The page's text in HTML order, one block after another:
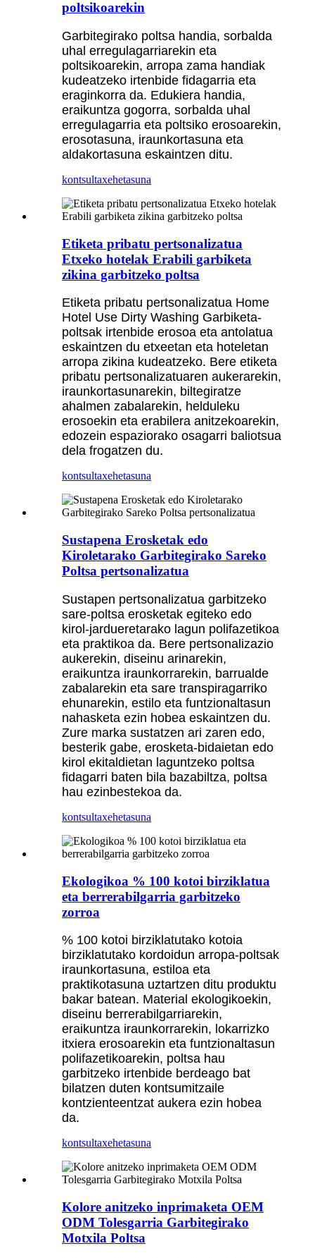
poltsikoarekin
Garbitegirako poltsa handia, sorbalda
uhal erregulagarriarekin eta
poltsikoarekin, arropa zama handiak
kudeatzeko irtenbide fidagarria eta
eraginkorra da. Edukiera handia,
eraikuntza gogorra, sorbalda uhal
erregulagarria eta poltsiko erosoarekin,
erosotasuna, iraunkortasuna eta
aldakortasuna eskaintzen ditu.
kontsultaxehetasuna
Etiketa pribatu pertsonalizatua
Etxeko hotelak Erabili garbiketa
zikina garbitzeko poltsa
Etiketa pribatu pertsonalizatua Home
Hotel Use Dirty Washing Garbiketa-
poltsak irtenbide erosoa eta antolatua
eskaintzen du etxeetan eta hoteletan
arropa zikina kudeatzeko. Bere etiketa
pribatu pertsonalizatuaren aukerarekin,
iraunkortasunarekin, biltegiratze
ahalmen zabalarekin, helduleku
erosoekin eta erabilera anitzekoarekin,
edozein espaziorako osagarri baliotsua
dela frogatzen du.
kontsultaxehetasuna
Sustapena Erosketak edo
Kiroletarako Garbitegirako Sareko
Poltsa pertsonalizatua
Sustapen pertsonalizatua garbitzeko
sare-poltsa erosketak egiteko edo
kirol-jardueretarako lagun polifazetikoa
eta praktikoa da. Bere pertsonalizazio
aukerekin, diseinu arinarekin,
eraikuntza iraunkorrarekin, barrualde
zabalarekin eta sare transpiragarriko
ehunarekin, estilo eta funtzionaltasun
nahasketa ezin hobea eskaintzen du.
Zure marka sustatzen ari zaren edo,
besterik gabe, erosketa-bidaietan edo
kirol ekitaldietan laguntzeko poltsa
fidagarri baten bila bazabiltza, poltsa
hau ezinbestekoa da.
kontsultaxehetasuna
Ekologikoa % 100 kotoi birziklatua
eta berrerabilgarria garbitzeko
zorroa
% 100 kotoi birziklatutako kotoia
birziklatutako kordoidun arropa-poltsak
iraunkortasuna, estiloa eta
praktikotasuna uztartzen ditu produktu
bakar batean. Material ekologikoekin,
diseinu berrerabilgarriarekin,
eraikuntza iraunkorrarekin, lokarrizko
itxiera erosoarekin eta funtzionaltasun
polifazetikoarekin, poltsa hau
garbitzeko irtenbide berdeago bat
bilatzen duten kontsumitzaile
kontzienteentzat aukera ezin hobea
da.
kontsultaxehetasuna
Kolore anitzeko inprimaketa OEM
ODM Tolesgarria Garbitegirako
Motxila Poltsa